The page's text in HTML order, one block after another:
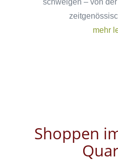
mehr
Shoppen